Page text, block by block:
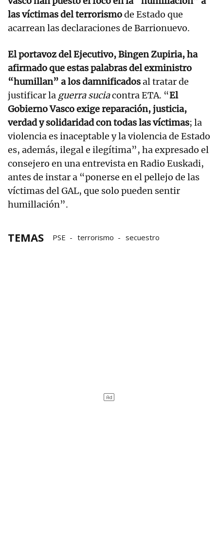
las víctimas del terrorismode Estado que
acarrean las declaraciones de Barrionuevo.
El portavoz del Ejecutivo, Bingen Zupiria, ha
afirmado que estas palabras del exministro
“humillan” a los damnificadosal tratar de
justificar la guerra suciacontra ETA. “El
Gobierno Vasco exige reparación, justicia,
verdad y solidaridad con todas las víctimas; la
violencia es inaceptable y la violencia de Estado
es, además, ilegal e ilegítima”, ha expresado el
consejero en una entrevista en Radio Euskadi,
antes de instar a “ponerse en el pellejo de las
víctimas del GAL, que solo pueden sentir
humillación”.
TEMAS PSE terrorismo secuestro